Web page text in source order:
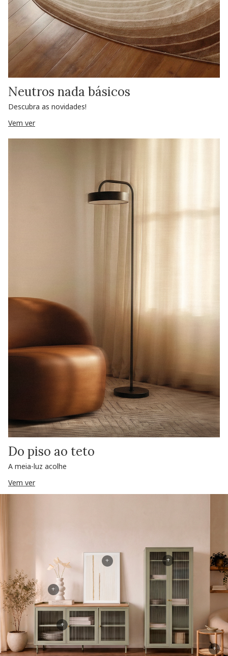
Neutros nada básicos
Descubra as novidades!
Vem ver
Do piso ao teto
A meia-luz acolhe
Vem ver
+
+
+
+
+